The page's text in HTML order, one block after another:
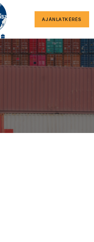
AJÁNLATKÉRÉS